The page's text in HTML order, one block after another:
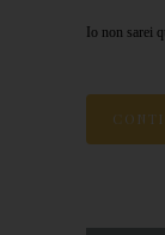
Io non sarei